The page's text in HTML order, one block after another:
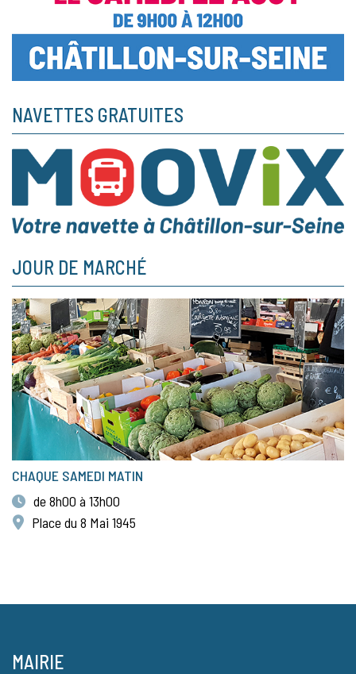
NAVETTES GRATUITES
JOUR DE MARCHÉ
CHAQUE SAMEDI MATIN
de 8h00 à 13h00
Place du 8 Mai 1945
MAIRIE